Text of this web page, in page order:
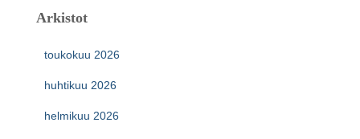
Arkistot
toukokuu 2026
huhtikuu 2026
helmikuu 2026